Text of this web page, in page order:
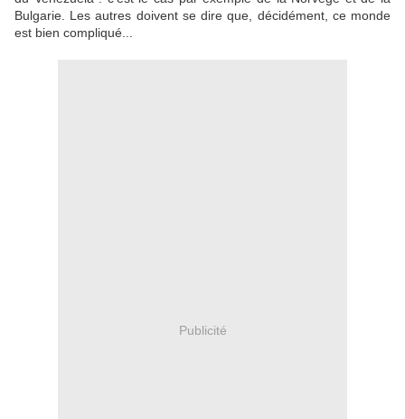
Bulgarie. Les autres doivent se dire que, décidément, ce monde
est bien compliqué...
Publicité